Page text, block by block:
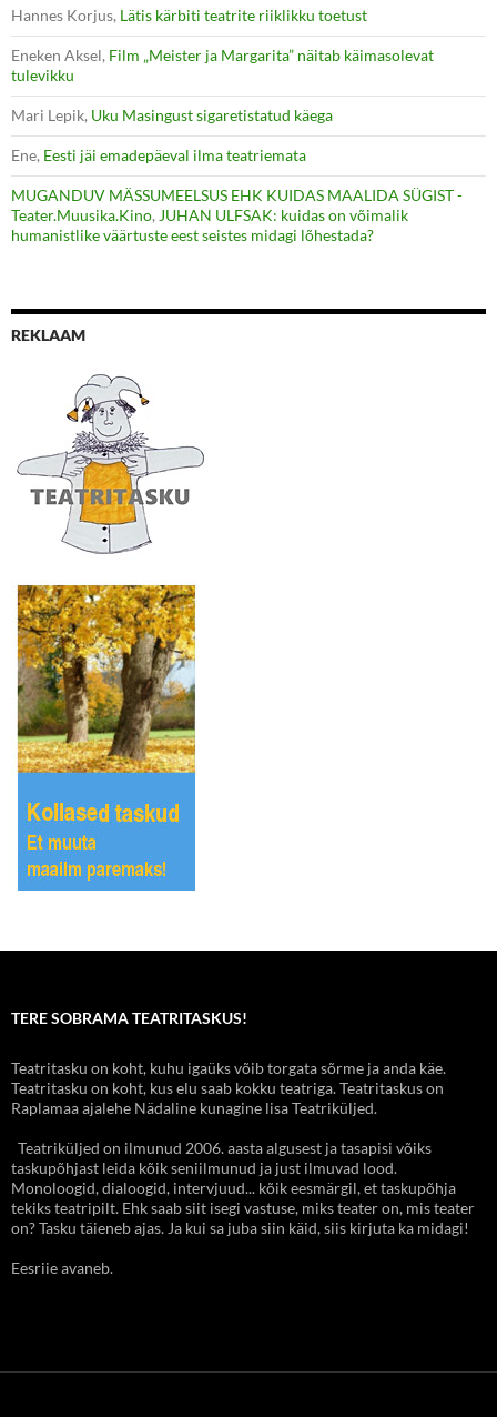
Hannes Korjus, Lätis kärbiti teatrite riiklikku toetust
Eneken Aksel, Film „Meister ja Margarita” näitab käimasolevat
tulevikku
Mari Lepik, Uku Masingust sigaretistatud käega
Ene, Eesti jäi emadepäeval ilma teatriemata
MUGANDUV MÄSSUMEELSUS EHK KUIDAS MAALIDA SÜGIST -
Teater.Muusika.Kino, JUHAN ULFSAK: kuidas on võimalik
humanistlike väärtuste eest seistes midagi lõhestada?
REKLAAM
TERE SOBRAMA TEATRITASKUS!
Teatritasku on koht, kuhu igaüks võib torgata sõrme ja anda käe.
Teatritasku on koht, kus elu saab kokku teatriga. Teatritaskus on
Raplamaa ajalehe Nädaline kunagine lisa Teatriküljed.
Teatriküljed on ilmunud 2006. aasta algusest ja tasapisi võiks
taskupõhjast leida kõik seniilmunud ja just ilmuvad lood.
Monoloogid, dialoogid, intervjuud... kõik eesmärgil, et taskupõhja
tekiks teatripilt. Ehk saab siit isegi vastuse, miks teater on, mis teater
on? Tasku täieneb ajas. Ja kui sa juba siin käid, siis kirjuta ka midagi!
Eesriie avaneb.